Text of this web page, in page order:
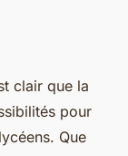
clair que la
pour
Que